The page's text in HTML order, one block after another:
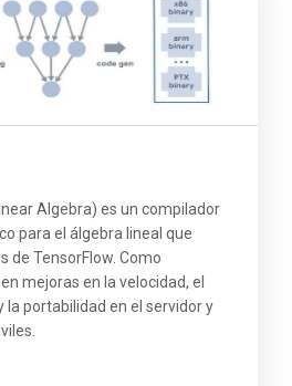
Algebra) es un compilador
para el álgebra lineal que
de TensorFlow. Como
mejoras en la velocidad, el
la portabilidad en el servidor y